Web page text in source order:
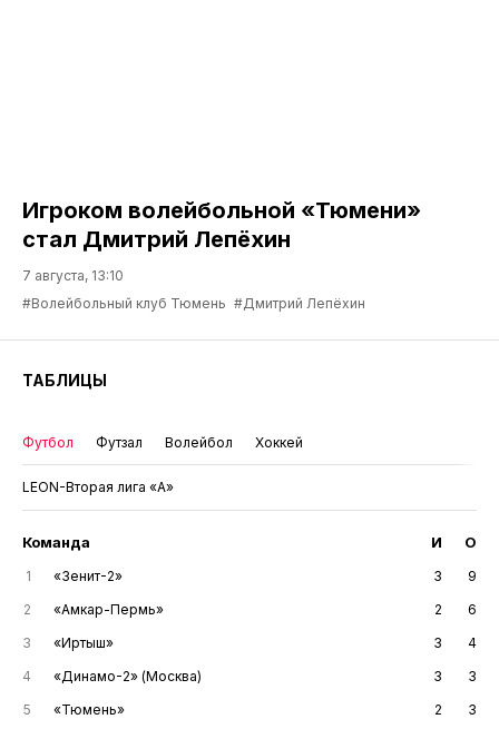
Игроком волейбольной «Тюмени»
стал Дмитрий Лепёхин
7 августа, 13:10
#Волейбольный клуб Тюмень #Дмитрий Лепёхин
ТАБЛИЦЫ
Футбол Футзал Волейбол Хоккей
LEON-Вторая лига «А»
Команда И О
1 «Зенит-2» 3
9
2
«Амкар-Пермь» 2
6
3
«Иртыш» 3
4
4
«Динамо-2» (Москва) 3
3
5
«Тюмень» 2
3